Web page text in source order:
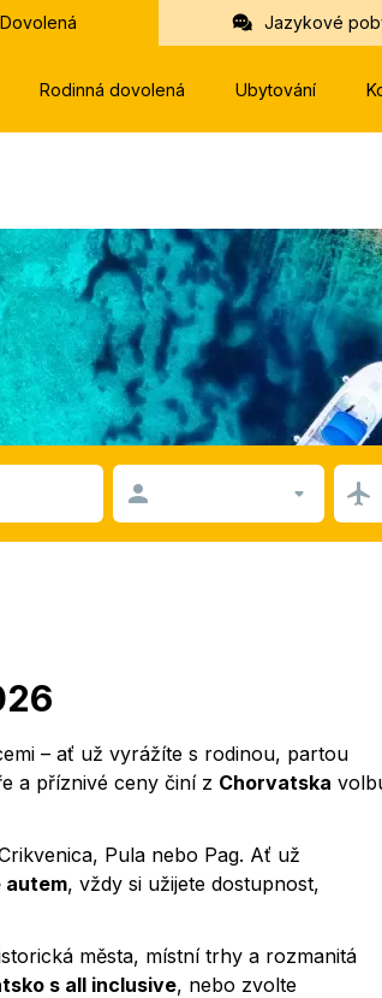
Dovolená Jazykové
Rodinná dovolená Ubytování
– ať už vyrážíte s rodinou, partou
a příznivé ceny činí z Chorvatska
Pula nebo Pag. Ať už
autem, vždy si užijete dostupnost,
města, místní trhy a rozmanitá
s all inclusive, nebo zvolte